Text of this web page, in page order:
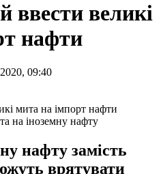
ввести великі
нафти
09:40
на іноземну нафту
нафту замість
врятувати